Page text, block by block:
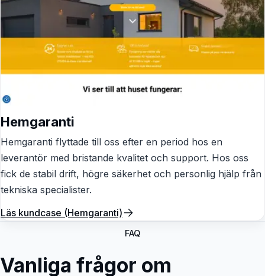
Hemgaranti
Hemgaranti flyttade till oss efter en period hos en
leverantör med bristande kvalitet och support. Hos oss
fick de stabil drift, högre säkerhet och personlig hjälp från
tekniska specialister.
Läs kundcase (Hemgaranti)
FAQ
Vanliga frågor om